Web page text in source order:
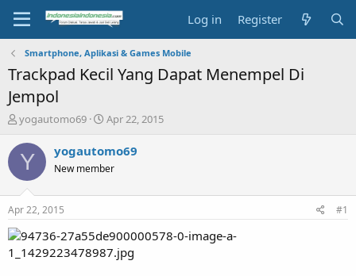
Log in Register
Smartphone, Aplikasi & Games Mobile
Trackpad Kecil Yang Dapat Menempel Di
Jempol
T
r
e
a
t
a
t
yogautomo69
S
a
t
e
Apr 22, 2015
Y yogautomo69
New member
Apr 22, 2015 #1